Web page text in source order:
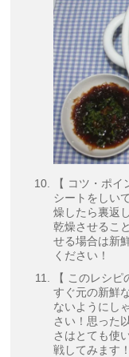
【 コツ・ポ
シートをしい
燥したら裏返
乾燥させるこ
せる場合は新
ください！
【 このレシ
すぐ元の新鮮
ないようにし
さい！思った
さはとても使
戦してみます！